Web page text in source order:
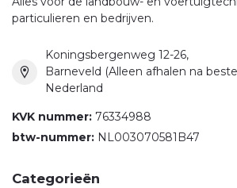
particulieren en bedrijven.
Koningsbergenweg 12-26,
Barneveld (Alleen afhalen na
Nederland
KVK nummer: 76334988
btw-nummer: NL003070581B47
Categorieën